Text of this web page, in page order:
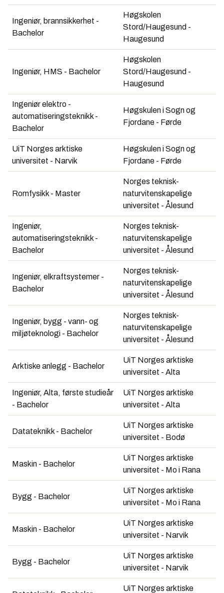
Ingeniør, brannsikkerhet -
Bachelor
Høgskolen
Stord/Haugesund -
Haugesund
Ingeniør, HMS - Bachelor
Høgskolen
Stord/Haugesund -
Haugesund
Ingeniør elektro -
automatiseringsteknikk -
Bachelor
Høgskulen i Sogn og
Fjordane - Førde
UiT Norges arktiske
universitet - Narvik
Høgskulen i Sogn og
Fjordane - Førde
Romfysikk - Master
Norges teknisk-
naturvitenskapelige
universitet - Ålesund
Ingeniør,
automatiseringsteknikk -
Bachelor
Norges teknisk-
naturvitenskapelige
universitet - Ålesund
Ingeniør, elkraftsystemer -
Bachelor
Norges teknisk-
naturvitenskapelige
universitet - Ålesund
Ingeniør, bygg - vann- og
miljøteknologi - Bachelor
Norges teknisk-
naturvitenskapelige
universitet - Ålesund
Arktiske anlegg - Bachelor
UiT Norges arktiske
universitet - Alta
Ingeniør, Alta, første studieår
- Bachelor
UiT Norges arktiske
universitet - Alta
Datateknikk - Bachelor
UiT Norges arktiske
universitet - Bodø
Maskin - Bachelor
UiT Norges arktiske
universitet - Mo i Rana
Bygg - Bachelor
UiT Norges arktiske
universitet - Mo i Rana
Maskin - Bachelor
UiT Norges arktiske
universitet - Narvik
Bygg - Bachelor
UiT Norges arktiske
universitet - Narvik
UiT Norges arktiske